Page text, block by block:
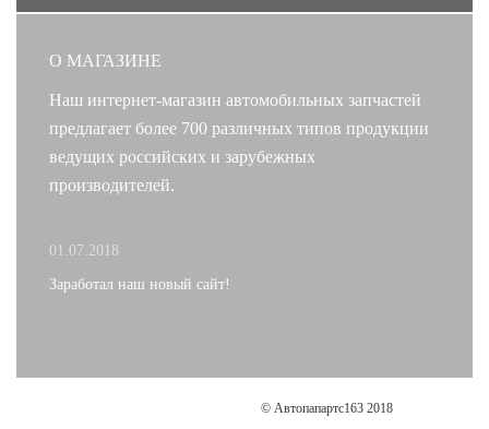
О МАГАЗИНЕ
Наш интернет-магазин автомобильных запчастей
предлагает более 700 различных типов продукции
ведущих российских и зарубежных
производителей.
01.07.2018
Заработал наш новый сайт!
© Автопапартс163 2018